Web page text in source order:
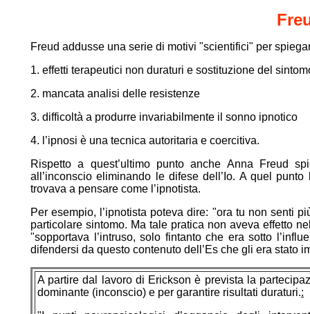
Freud addusse una serie di motivi "scientifici" per
1. effetti terapeutici non duraturi e sostituzione del
2. mancata analisi delle resistenze
3. difficoltà a produrre invariabilmente il sonno ipnotico
4. l’ipnosi è una tecnica autoritaria e coercitiva.
Rispetto a quest’ultimo punto anche Anna Freud
all’inconscio eliminando le difese dell’Io. A quel
trovava a pensare come l’ipnotista.
Per esempio, l’ipnotista poteva dire: "ora tu non senti
particolare sintomo. Ma tale pratica non aveva effetto
"sopportava l’intruso, solo fintanto che era sotto
difendersi da questo contenuto dell’Es che gli era stato
A partire dal lavoro di Erickson è prevista la
dominante (inconscio) e per garantire risultati duraturi.: